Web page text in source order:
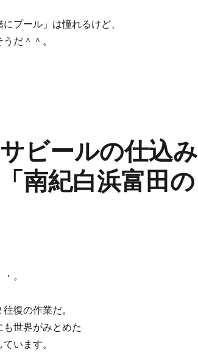
プール」は憧れるけど、
だ＾＾。
ビールの仕込み
南紀白浜富田の
。
復の作業だ。
世界がみとめた
います。